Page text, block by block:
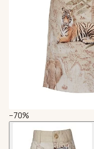
−70%